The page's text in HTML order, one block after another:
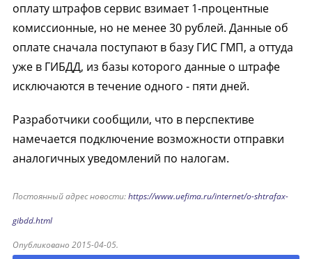
оплату штрафов сервис взимает 1-процентные
комиссионные, но не менее 30 рублей. Данные об
оплате сначала поступают в базу ГИС ГМП, а оттуда
уже в ГИБДД, из базы которого данные о штрафе
исключаются в течение одного - пяти дней.
Разработчики сообщили, что в перспективе
намечается подключение возможности отправки
аналогичных уведомлений по налогам.
Постоянный адрес новости:https://www.uefima.ru/internet/o-shtrafax-
gibdd.html
Опубликовано 2015-04-05.